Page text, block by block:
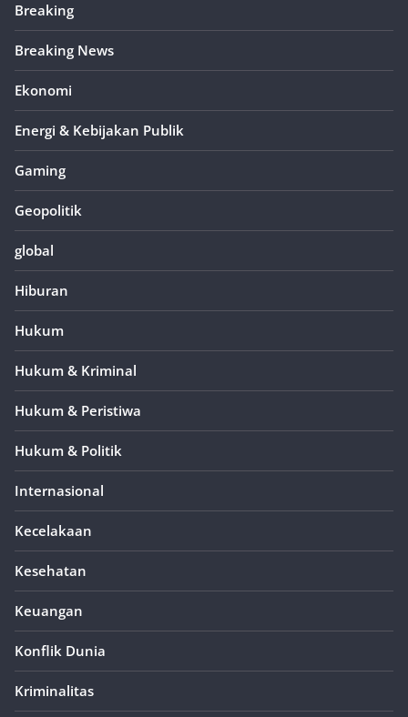
Breaking
Breaking News
Ekonomi
Energi & Kebijakan Publik
Gaming
Geopolitik
global
Hiburan
Hukum
Hukum & Kriminal
Hukum & Peristiwa
Hukum & Politik
Internasional
Kecelakaan
Kesehatan
Keuangan
Konflik Dunia
Kriminalitas